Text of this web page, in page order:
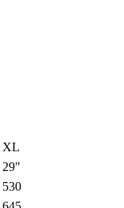
XL
29"
530